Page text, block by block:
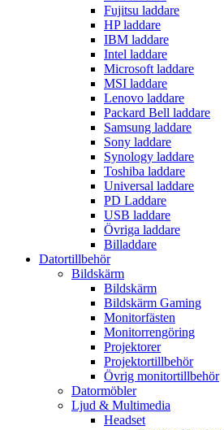
Fujitsu laddare
HP laddare
IBM laddare
Intel laddare
Microsoft laddare
MSI laddare
Lenovo laddare
Packard Bell laddare
Samsung laddare
Sony laddare
Synology laddare
Toshiba laddare
Universal laddare
PD Laddare
USB laddare
Övriga laddare
Billaddare
Datortillbehör
Bildskärm
Bildskärm
Bildskärm Gaming
Monitorfästen
Monitorrengöring
Projektorer
Projektortillbehör
Övrig monitortillbehör
Datormöbler
Ljud & Multimedia
Headset